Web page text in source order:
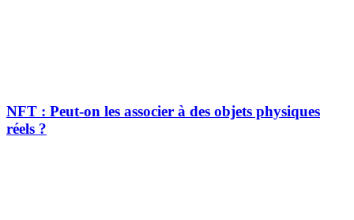
NFT : Peut-on les associer à des objets physiques
réels ?